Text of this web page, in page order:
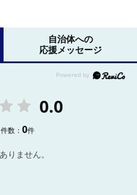
自治体への
応援メッセージ
0.0
数：0件
りません。